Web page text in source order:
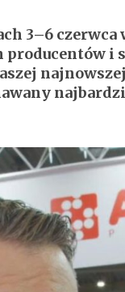
3–6
producentów